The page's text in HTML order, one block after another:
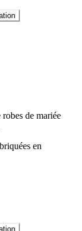
de mariée
en